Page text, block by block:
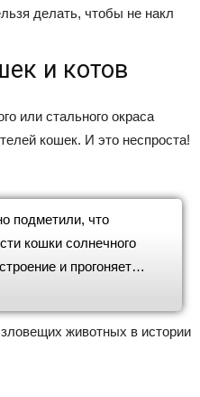
делать, чтобы не накл
и котов
или стального окраса
кошек. И это неспроста!
подметили, что
кошки солнечного
и прогоняет…
животных в истории